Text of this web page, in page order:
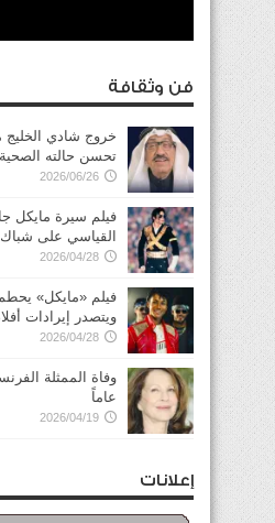
فن وثقافة
خروج شادي
تحسن حالته الصحية
2026/06/26
فيلم سيرة مايكل
القياسي على شباك
2026/04/28
فيلم «مايكل» يحطم
ويتصدر إيرادات
2026/04/28
عاماً
2026/04/19
إعلانات